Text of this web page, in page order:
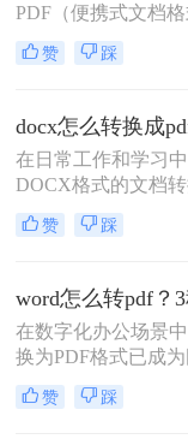
PDF（便携式文档
分发、打印和归档
够完美保留原始文
效果都完全一致。
档则可能因软件版
置差异而出现排版
Word文档转换为
关重要的技能。那么
换pdf呢？
赞 踩
在日常工作和学习
DOCX格式的文档
以确保在不同设备
致性。那么docx怎
方法。
赞 踩
在数字化办公场景
换为PDF格式已成
保文档格式稳定、
于跨平台共享与打印
赞 踩